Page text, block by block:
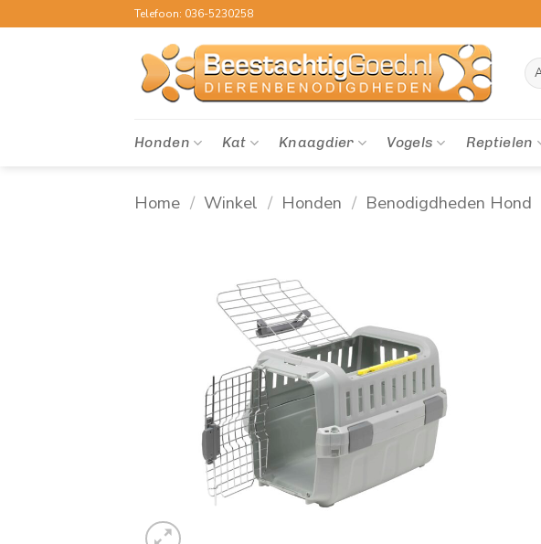
naar
Telefoon: 036-5230258
Honden Kat Knaagdier Vogels Reptielen
Home / Winkel / Honden / Benodigdheden Hond